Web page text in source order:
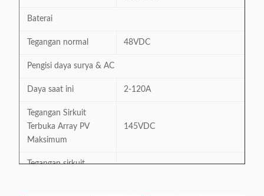
Baterai
Tegangan normal 48VDC
Pengisi daya surya & AC
Daya saat ini 2-120A
Tegangan Sirkuit
Terbuka Array PV
Maksimum
145VDC
Tegangan sirkuit